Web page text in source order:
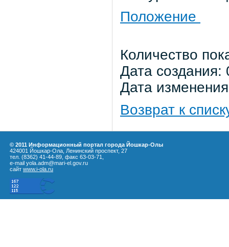
Положение
Количество
Дата
Дата
Возврат к
© 2011 Информационный портал города Йошкар-Олы
424001 Йошкар-Ола, Ленинский проспект, 27
тел. (8362) 41-44-89, факс 63-03-71,
e-mail yola.adm@mari-el.gov.ru
сайт www.i-ola.ru